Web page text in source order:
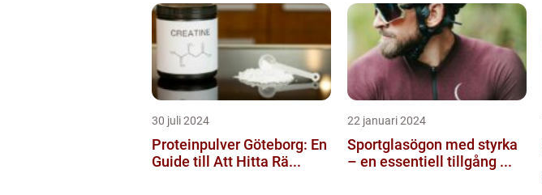
30 juli 2024
Proteinpulver Göteborg: En
Guide till Att Hitta Rä...
22 januari 2024
Sportglasögon med styrka
– en essentiell tillgång ...